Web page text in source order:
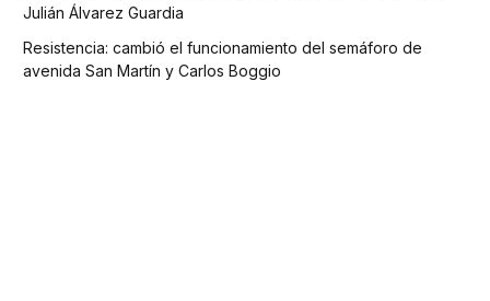
Julián Álvarez Guardia
Resistencia: cambió el funcionamiento del semáforo de
avenida San Martín y Carlos Boggio